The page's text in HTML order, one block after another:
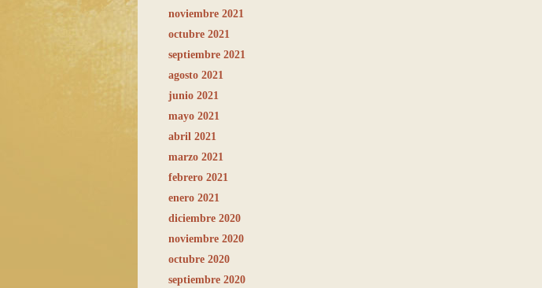
noviembre 2021
octubre 2021
septiembre 2021
agosto 2021
junio 2021
mayo 2021
abril 2021
marzo 2021
febrero 2021
enero 2021
diciembre 2020
noviembre 2020
octubre 2020
septiembre 2020